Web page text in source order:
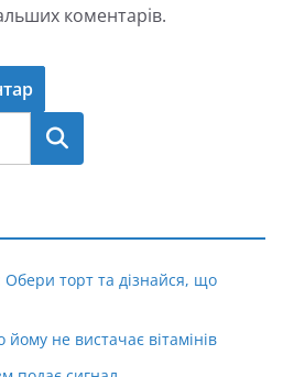
коментарів.
Пошук
Обери торт та дізнайся, що
йому не вистачає вітамінів